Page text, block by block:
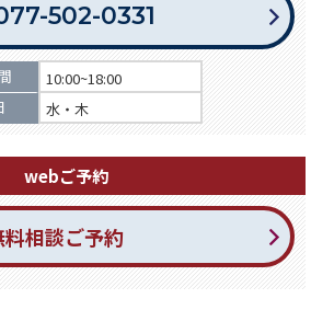
502-0331
10:00~18:00
水・木
webご予約
料相談ご予約